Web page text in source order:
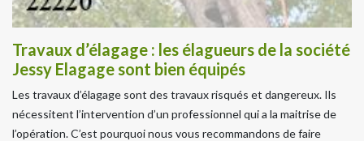
Travaux d’élagage : les élagueurs de la société
Jessy Elagage sont bien équipés
Les travaux d’élagage sont des travaux risqués et dangereux. Ils
nécessitent l’intervention d’un professionnel qui a la maitrise de
l’opération. C’est pourquoi nous vous recommandons de faire